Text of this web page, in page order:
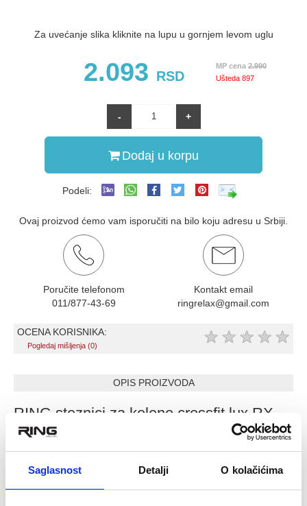
Saglasnost Detalji O kolačićima
Za uvećanje slika kliknite na lupu u gornjem levom uglu
2.093 RSD
MP cena 2.990
Ušteda 897
Dodaj u korpu
Podeli:
Ovaj proizvod ćemo vam isporučiti na bilo koju adresu u Srbiji.
Poručite telefonom
011/877-43-69
Kontakt email
ringrelax@gmail.com
OCENA KORISNIKA:
Pogledaj mišljenja (0) ★ ★ ★ ★ ★
OPIS PROIZVODA
RING steznici za koleno crossfit lux RX
PS-0103-M
- CENA JE ZA PAR
-Udobna podrška za koleno: ova potpora za koleno sa visokom